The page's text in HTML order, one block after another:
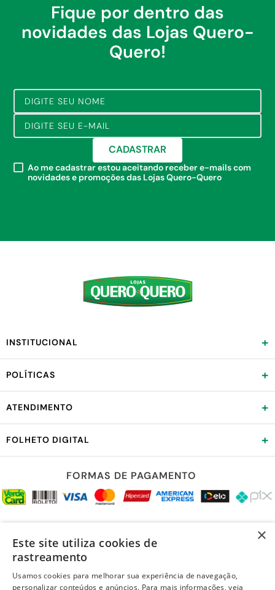
Fique por dentro das
novidades das Lojas Quero-
Quero!
CADASTRAR
Ao me cadastrar estou aceitando receber e-mails com
novidades e promoções das Lojas Quero-Quero
INSTITUCIONAL +
POLÍTICAS +
ATENDIMENTO +
FOLHETO DIGITAL +
FORMAS DE PAGAMENTO
×
Este site utiliza cookies de
rastreamento
Usamos cookies para melhorar sua experiência de navegação,
personalizar conteúdos e anúncios. Para mais informações, veja